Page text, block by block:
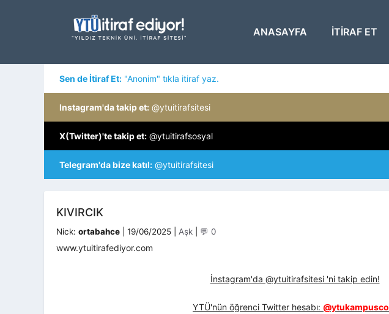
ANASAYFA ITIRAF ET
Sen de İtiraf Et: "Anonim" tıkla itiraf yaz.
Instagram'da takip et: @ytuitirafsitesi
X(Twitter)'te takip et: @ytuitirafsosyal
Telegram'da bize katıl: @ytuitirafsitesi
KIVIRCIK
Nick: ortabahce 19/06/2025 Kategoriler
Aşk 💬 0
www.ytuitirafediyor.com
İnstagram'da @ytuitirafsitesi 'ni takip edin!
YTÜ'nün öğrenci Twitter hesabı: